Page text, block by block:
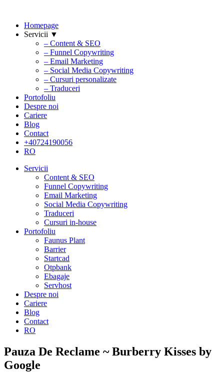
Homepage
Servicii ▼
– Content & SEO
– Funnel Copywriting
– Email Marketing
– Social Media Copywriting
– Cursuri personalizate
– Traduceri
Portofoliu
Despre noi
Cariere
Blog
Contact
+40724190056
RO
Servicii
Content & SEO
Funnel Copywriting
Email Marketing
Social Media Copywriting
Traduceri
Cursuri in-house
Portofoliu
Faunus Plant
Barrier
Startcad
Otpbank
Ebagaje
Servhost
Despre noi
Cariere
Blog
Contact
RO
Pauza De Reclame ~ Burberry Kisses by
Google